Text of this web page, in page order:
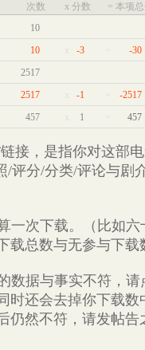
次数 x 分数
= 本项
10
10 x -3
-30
2517
2517 x -1
-2517
457 x 1 457
接，是指你对这部
/评分/分类/评论与剧
一次下载。（比如
载总数与无参与下载
数据与事实不符，
时还会去掉你下载
仍然不符，请发帖告